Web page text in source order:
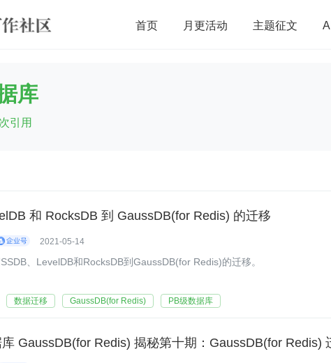
首页 月更活动 主题征文 AI
大数据
库
引用
和 RocksDB 到 GaussDB(for Redis) 的迁移
2021-05-14
、LevelDB和RocksDB到GaussDB(for Redis)的迁移。
数据迁移 GaussDB(for Redis) PB级数据库
GaussDB(for Redis) 揭秘第十期：GaussDB(for Redis)